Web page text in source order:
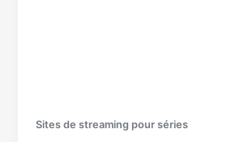
Sites de streaming pour séries